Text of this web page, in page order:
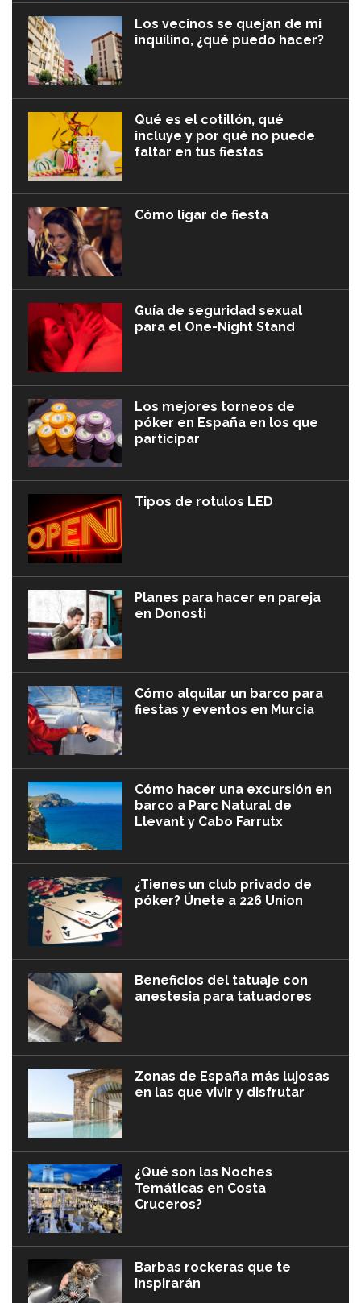
Los vecinos se quejan de mi
inquilino, ¿qué puedo hacer?
Qué es el cotillón, qué
incluye y por qué no puede
faltar en tus fiestas
Cómo ligar de fiesta
Guía de seguridad sexual
para el One-Night Stand
Los mejores torneos de
póker en España en los que
participar
Tipos de rotulos LED
Planes para hacer en pareja
en Donosti
Cómo alquilar un barco para
fiestas y eventos en Murcia
Cómo hacer una excursión en
barco a Parc Natural de
Llevant y Cabo Farrutx
¿Tienes un club privado de
póker? Únete a 226 Union
Beneficios del tatuaje con
anestesia para tatuadores
Zonas de España más lujosas
en las que vivir y disfrutar
¿Qué son las Noches
Temáticas en Costa
Cruceros?
Barbas rockeras que te
inspirarán